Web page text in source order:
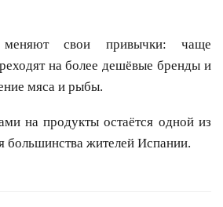
свои привычки: чаще
на более дешёвые бренды и
мяса и рыбы.
на продукты остаётся одной из
большинства жителей Испании.